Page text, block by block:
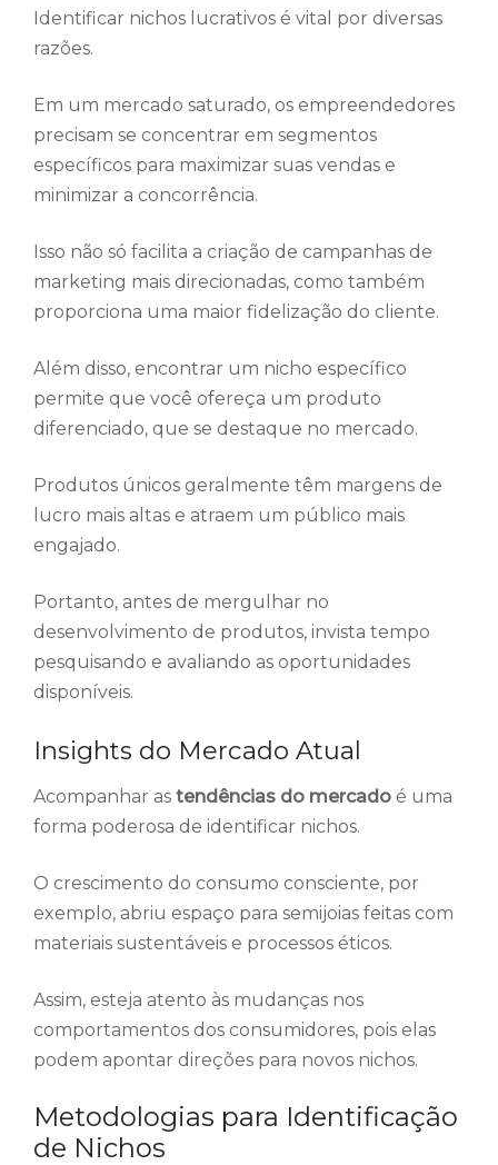
Identificar nichos lucrativos é vital por diversas
razões.
Em um mercado saturado, os empreendedores
precisam se concentrar em segmentos
específicos para maximizar suas vendas e
minimizar a concorrência.
Isso não só facilita a criação de campanhas de
marketing mais direcionadas, como também
proporciona uma maior fidelização do cliente.
Além disso, encontrar um nicho específico
permite que você ofereça um produto
diferenciado, que se destaque no mercado.
Produtos únicos geralmente têm margens de
lucro mais altas e atraem um público mais
engajado.
Portanto, antes de mergulhar no
desenvolvimento de produtos, invista tempo
pesquisando e avaliando as oportunidades
disponíveis.
Insights do Mercado Atual
Acompanhar as tendências do mercado é uma
forma poderosa de identificar nichos.
O crescimento do consumo consciente, por
exemplo, abriu espaço para semijoias feitas com
materiais sustentáveis e processos éticos.
Assim, esteja atento às mudanças nos
comportamentos dos consumidores, pois elas
podem apontar direções para novos nichos.
Metodologias para Identificação
de Nichos